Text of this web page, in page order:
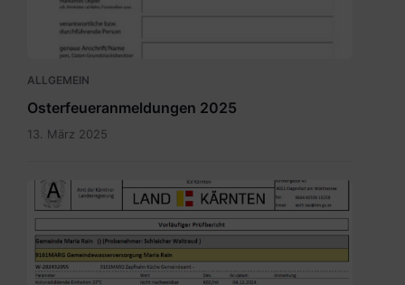
ALLGEMEIN
Osterfeueranmeldungen 2025
13. März 2025
Bild.png